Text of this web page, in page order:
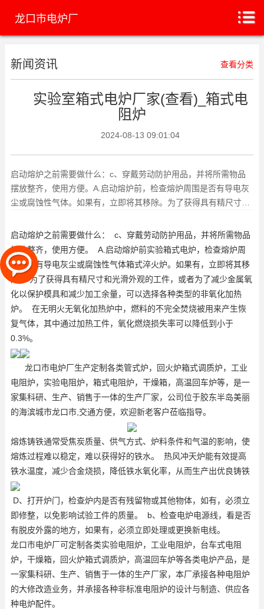
龙口市电炉厂
新闻资讯 查看分类
实验室箱式电炉厂家(查看)_箱式电
阻炉
2024-08-13 09:01:04
启动熔炉之前需要做什么：c、穿戴劳动防护用品，并将所需物品
摆放整齐，使用方便。A.启动熔炉前，检查熔炉周围是否有导电灰
尘或腐蚀性气体。如果有，立即将其移除。为了获得具有精尺寸和
启动熔炉之前需要做什么： c、穿戴劳动防护用品，并将所需物品
摆放整齐，使用方便。 A.启动熔炉前实验箱式电炉，检查熔炉周
围是否有导电灰尘或腐蚀性气体箱式淬火炉。如果有，立即将其移
除。 为了获得具有精尺寸和光滑外观的工件，或者为了减少金属氧
化以保护模具和减少加工余量，可以选择各种类型的非氧化加热
炉。 在无明火无氧化加热炉中，燃料的不完全焚烧被用来产生恢
复气体，其中通过加热工件，氧化燃烧损失率可以降低到小于
0.3%。
龙口市电炉厂生产定制各类管式炉，回火炉箱式调质炉，工业
电阻炉，实验电阻炉， 箱式电阻炉，干燥箱，高温回车炉等，是一
家集科研、生产、销售于一体的生产厂家，公司位于胶东半岛美丽
的海滨城市龙口市,交通方便，欢迎新老客户莅临指导。
熔炼铸铁通常受焦炭质量、供气方式、炉料条件和气温的影响，使
熔炼过程难以稳定，难以获得好的铁水。 热风冲天炉能有效提高
铁水温度，减少合金烧损，降低铁水氧化率，从而生产出优良铸铁
D、打开炉门，检查炉内是否有残留物或其他物体，如有，必须立
即修整，以免影响试验工件的质量。 b、检查电炉电源线，看是否
有脱皮外露的地方，如果有，必须立即处理或更换新电线。
龙口市电炉厂可定制各类实验电阻炉，工业电阻炉，台车式电阻
炉，干燥箱，回火炉箱式调质炉，高温回车炉等各类电炉产品，是
一家集科研、生产、销售于一体的生产厂家，本厂承接各种电阻炉
的大修改造业务，并承接各种非标准电阻炉的设计与制造、供应各
种电炉配件。